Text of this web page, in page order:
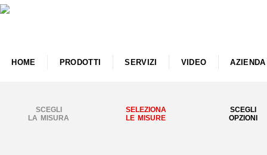
HOME PRODOTTI SERVIZI VIDEO AZIENDA
SCEGLI
LA MISURA
SELEZIONA
LE MISURE
SCEGLI
OPZIONI